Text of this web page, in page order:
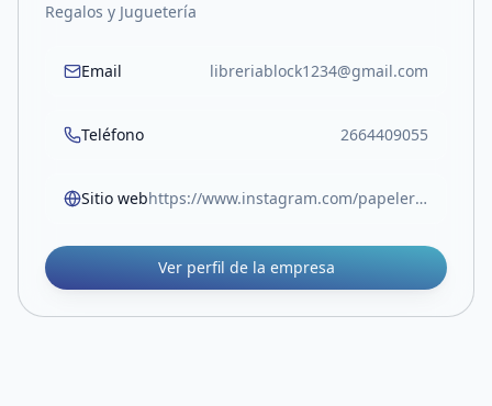
Regalos y Juguetería
Email libreriablock1234@gmail.com
Teléfono 2664409055
Sitio web https://www.instagram.com/papeleriablock.sl?igsh=MW05Z3RocjUwOTlvOA%3D%3D
Ver perfil de la empresa